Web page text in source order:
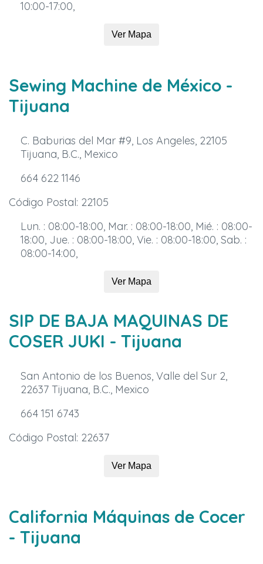
10:00-17:00,
Ver Mapa
Sewing Machine de México -
Tijuana
C. Baburias del Mar #9, Los Angeles, 22105
Tijuana, B.C., Mexico
664 622 1146
Código Postal: 22105
Lun. : 08:00-18:00, Mar. : 08:00-18:00, Mié. : 08:00-
18:00, Jue. : 08:00-18:00, Vie. : 08:00-18:00, Sab. :
08:00-14:00,
Ver Mapa
SIP DE BAJA MAQUINAS DE
COSER JUKI - Tijuana
San Antonio de los Buenos, Valle del Sur 2,
22637 Tijuana, B.C., Mexico
664 151 6743
Código Postal: 22637
Ver Mapa
California Máquinas de Cocer
- Tijuana